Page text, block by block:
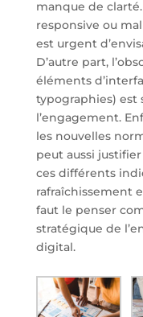
manque de
responsive ou
est urgent
D’autre part,
éléments
typographies) est
l’engagement.
les nouvelles
peut aussi
ces différents
rafraîchissement
faut le penser
stratégique de
digital.